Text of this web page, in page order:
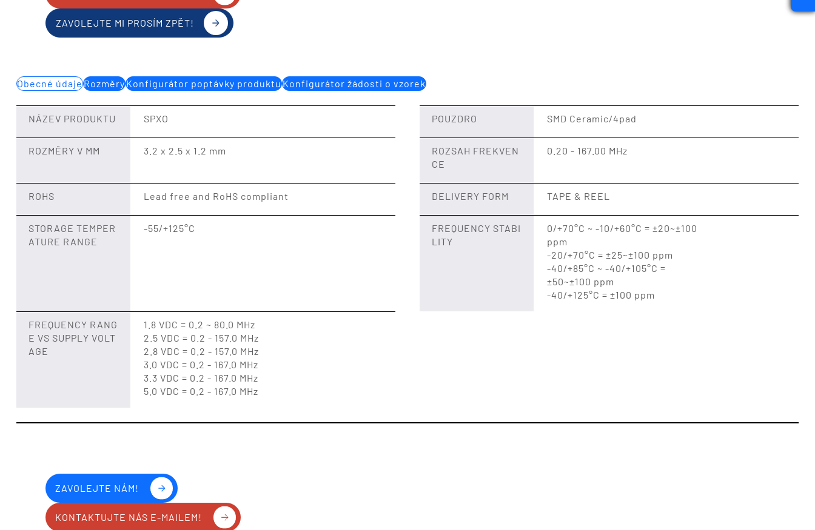
ZAVOLEJTE MI PROSÍM ZPĚT!
Obecné údajeRozměryKonfigurátor poptávky produktuKonfigurátor žádosti o vzorek
NÁZEV PRODUKTU SPXO POUZDRO SMD Ceramic/4pad
ROZMĚRY V MM 3.2 x 2.5 x 1.2 mm
ROZSAH FREKVEN
CE
0.20 - 167.00 MHz
ROHS Lead free and RoHS compliant DELIVERY FORM TAPE & REEL
STORAGE TEMPER
ATURE RANGE
-55/+125°C
FREQUENCY STABI
LITY
0/+70°C ~ -10/+60°C = ±20~±100
ppm
-20/+70°C = ±25~±100 ppm
-40/+85°C ~ -40/+105°C =
±50~±100 ppm
-40/+125°C = ±100 ppm
FREQUENCY RANG
E VS SUPPLY VOLT
AGE
1.8 VDC = 0.2 ~ 80.0 MHz
2.5 VDC = 0.2 - 157.0 MHz
2.8 VDC = 0.2 - 157.0 MHz
3.0 VDC = 0.2 - 167.0 MHz
3.3 VDC = 0.2 - 167.0 MHz
5.0 VDC = 0.2 - 167.0 MHz
ZAVOLEJTE NÁM!
KONTAKTUJTE NÁS E-MAILEM!